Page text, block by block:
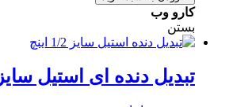
کارو وب
بستن
تبدیل دنده ای استیل سایز 1/2 * 1 اینچ